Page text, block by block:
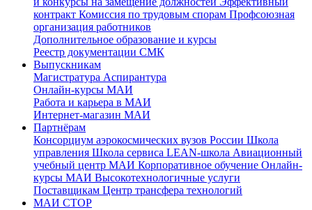
контракт Комиссия по трудовым спорам Профсоюзная
организация работников
Дополнительное образование и курсы
Реестр документации СМК
Выпускникам
Магистратура Аспирантура
Онлайн-курсы МАИ
Работа и карьера в МАИ
Интернет-магазин МАИ
Партнёрам
Консорциум аэрокосмических вузов России Школа
управления Школа сервиса LEAN-школа Авиационный
учебный центр МАИ Корпоративное обучение Онлайн-
курсы МАИ Высокотехнологичные услуги
Поставщикам Центр трансфера технологий
МАИ СТОР